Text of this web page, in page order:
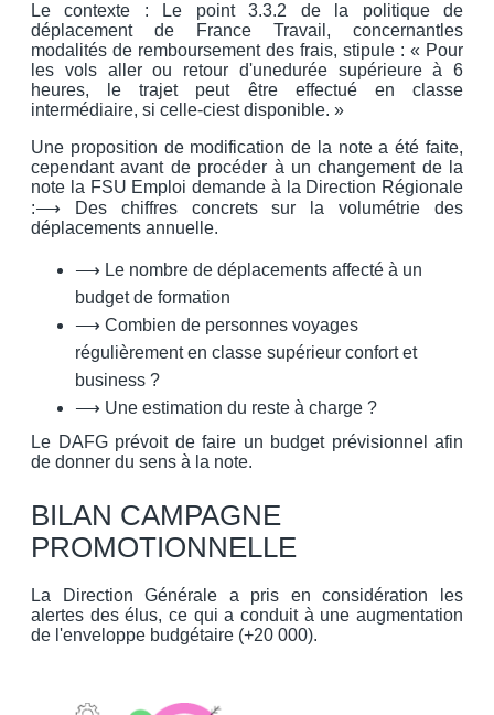
Le contexte : Le point 3.3.2 de la politique de
déplacement de France Travail, concernantles
modalités de remboursement des frais, stipule : « Pour
les vols aller ou retour d'unedurée supérieure à 6
heures, le trajet peut être effectué en classe
intermédiaire, si celle-ciest disponible. »
Une proposition de modification de la note a été faite,
cependant avant de procéder à un changement de la
note la FSU Emploi demande à la Direction Régionale
:⟶ Des chiffres concrets sur la volumétrie des
déplacements annuelle.
⟶ Le nombre de déplacements affecté à un
budget de formation
⟶ Combien de personnes voyages
régulièrement en classe supérieur confort et
business ?
⟶ Une estimation du reste à charge ?
Le DAFG prévoit de faire un budget prévisionnel afin
de donner du sens à la note.
BILAN CAMPAGNE
PROMOTIONNELLE
La Direction Générale a pris en considération les
alertes des élus, ce qui a conduit à une augmentation
de l'enveloppe budgétaire (+20 000).